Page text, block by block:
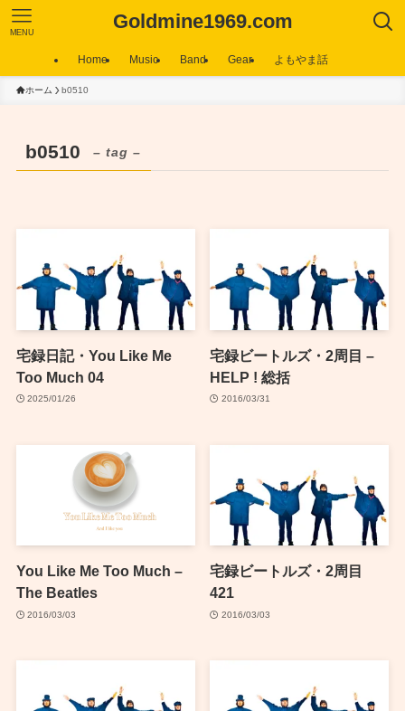
Goldmine1969.com
MENU
Home Music Band Gear よもやま話
ホーム b0510
b0510 – tag –
宅録日記・You Like Me
Too Much 04
2025/01/26
宅録ビートルズ・2周目 –
HELP ! 総括
2016/03/31
You Like Me Too Much –
The Beatles
2016/03/03
宅録ビートルズ・2周目
421
2016/03/03